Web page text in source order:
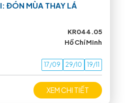
ĐÓN MÙA THAY LÁ
KR044.05
Hồ Chí Minh
17/09 29/10 19/11
XEM CHI TIẾT